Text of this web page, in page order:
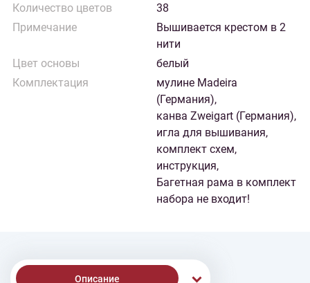
Количество цветов
38
Примечание
Вышивается крестом в 2
нити
Цвет основы
белый
Комплектация
мулине Madeira
(Германия),
канва Zweigart (Германия),
игла для вышивания,
комплект схем,
инструкция,
Багетная рама в комплект
набора не входит!
Описание